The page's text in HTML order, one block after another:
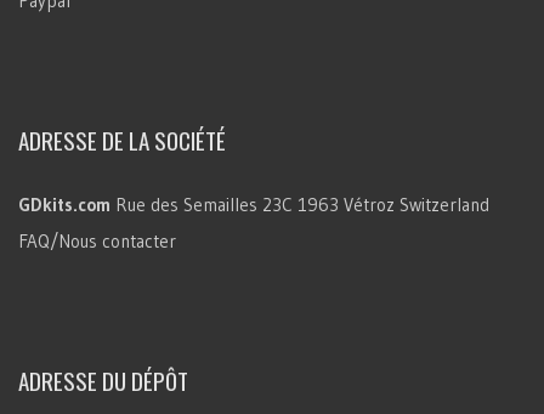
ADRESSE DE LA SOCIÉTÉ
GDkits.com Rue des Semailles 23C 1963 Vétroz Switzerland
FAQ/Nous contacter
ADRESSE DU DÉPÔT